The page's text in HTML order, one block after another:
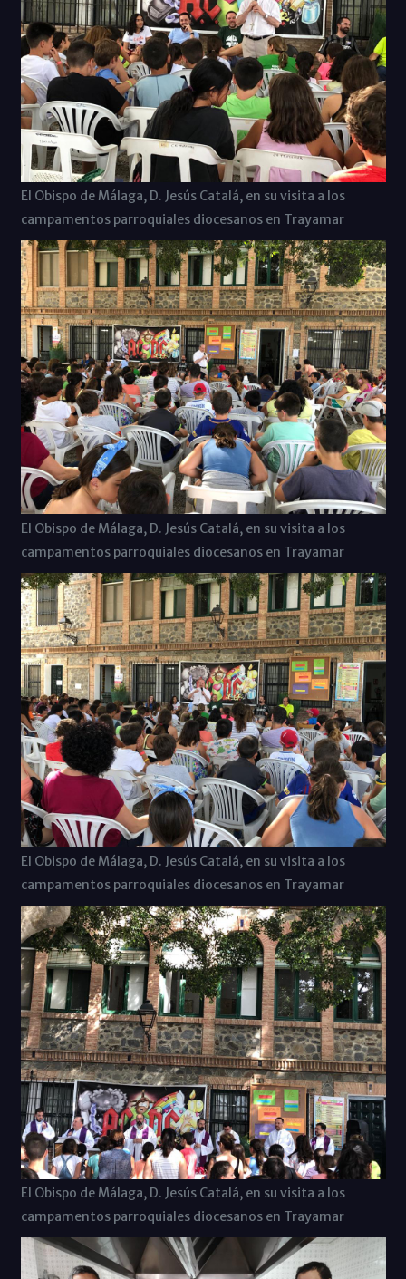
El Obispo de Málaga, D. Jesús Catalá, en su visita a los
campamentos parroquiales diocesanos en Trayamar
El Obispo de Málaga, D. Jesús Catalá, en su visita a los
campamentos parroquiales diocesanos en Trayamar
El Obispo de Málaga, D. Jesús Catalá, en su visita a los
campamentos parroquiales diocesanos en Trayamar
El Obispo de Málaga, D. Jesús Catalá, en su visita a los
campamentos parroquiales diocesanos en Trayamar